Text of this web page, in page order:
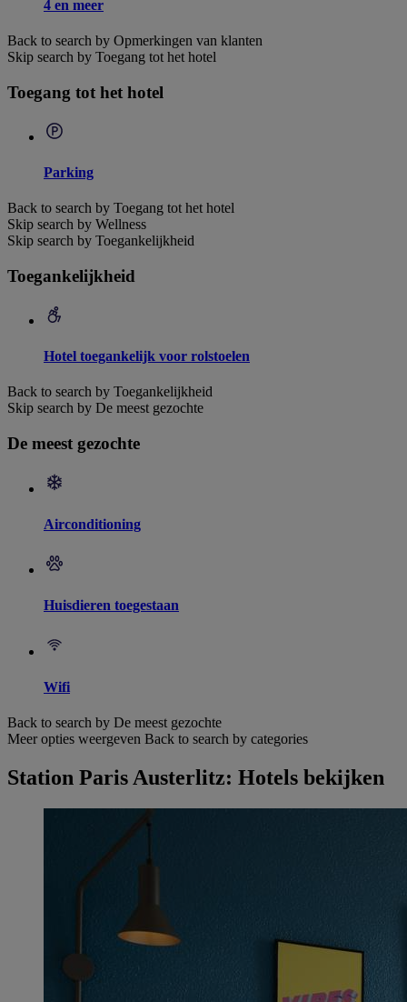
4 en meer
Back to search by Opmerkingen van klanten
Skip search by Toegang tot het hotel
Toegang tot het hotel
Parking
Back to search by Toegang tot het hotel
Skip search by Wellness
Skip search by Toegankelijkheid
Toegankelijkheid
Hotel toegankelijk voor rolstoelen
Back to search by Toegankelijkheid
Skip search by De meest gezochte
De meest gezochte
Airconditioning
Huisdieren toegestaan
Wifi
Back to search by De meest gezochte
Meer opties weergeven Back to search by categories
Station Paris Austerlitz: Hotels bekijken